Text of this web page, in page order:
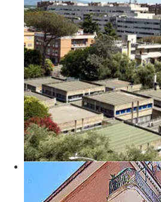
2
115 mq
€ 280.000Via Nicola Stame
Delizioso Appartamento Restaurato e